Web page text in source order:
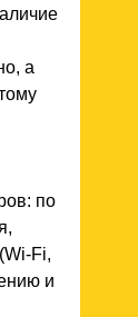
а
по
Fi,
и